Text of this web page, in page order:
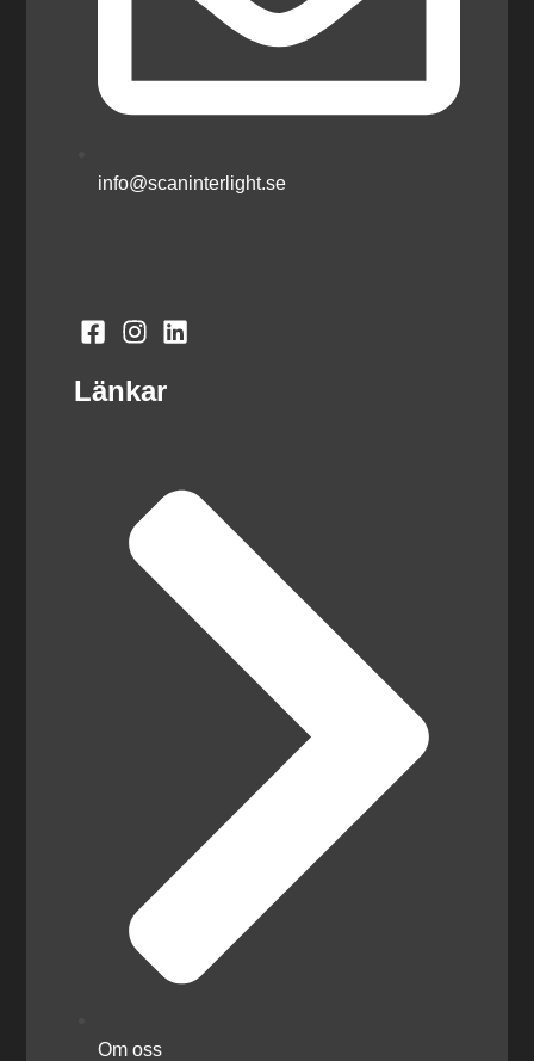
info@scaninterlight.se
Länkar
Om oss